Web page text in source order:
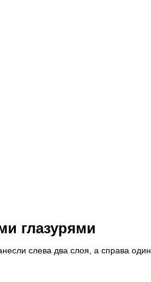
глазурями
слева два слоя, а справа один